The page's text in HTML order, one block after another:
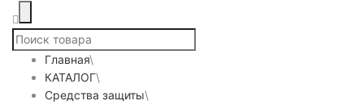
Главная\
КАТАЛОГ\
Средства защиты\